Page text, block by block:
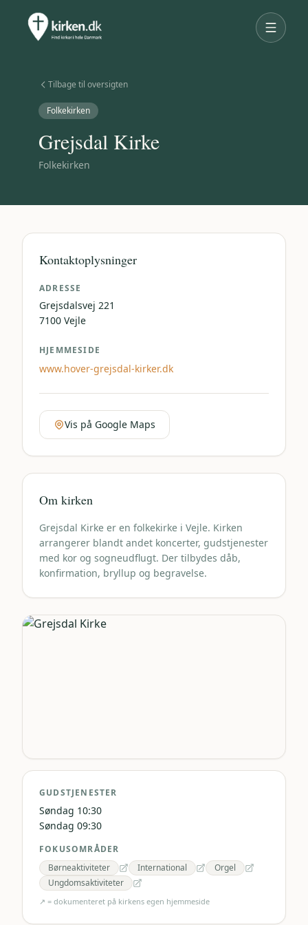
Tilbage til oversigten
Folkekirken
Grejsdal Kirke
Folkekirken
Kontaktoplysninger
ADRESSE
Grejsdalsvej 221
7100 Vejle
HJEMMESIDE
www.hover-grejsdal-kirker.dk
Vis på Google Maps
Om kirken
Grejsdal Kirke er en folkekirke i Vejle. Kirken
arrangerer blandt andet koncerter, gudstjenester
med kor og sogneudflugt. Der tilbydes dåb,
konfirmation, bryllup og begravelse.
GUDSTJENESTER
Søndag 10:30
Søndag 09:30
FOKUSOMRÅDER
Børneaktiviteter
International
Orgel
Ungdomsaktiviteter
↗ = dokumenteret på kirkens egen hjemmeside